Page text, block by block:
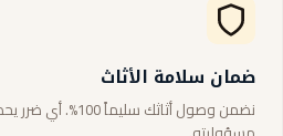
ضمان سلامة الأثاث
نضمن وصول أثاثك